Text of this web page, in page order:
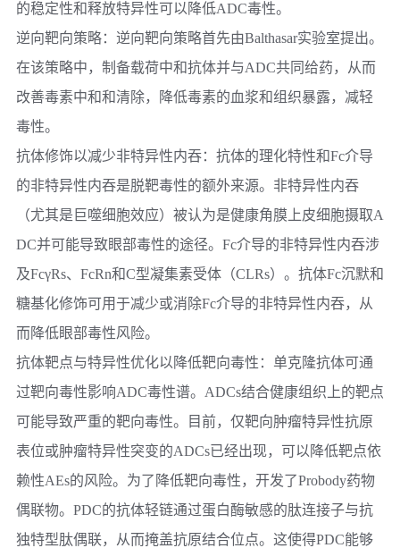
的稳定性和释放特异性可以降低ADC毒性。
逆向靶向策略： 逆向靶向策略首先由Balthasar实验室提出。
在该策略中，制备载荷中和抗体并与ADC共同给药，从而
改善毒素中和和清除，降低毒素的血浆和组织暴露，减轻
毒性。
抗体修饰以减少非特异性内吞： 抗体的理化特性和Fc介导
的非特异性内吞是脱靶毒性的额外来源。非特异性内吞
（尤其是巨噬细胞效应）被认为是健康角膜上皮细胞摄取A
DC并可能导致眼部毒性的途径。Fc介导的非特异性内吞涉
及FcγRs、FcRn和C型凝集素受体（CLRs）。抗体Fc沉默和
糖基化修饰可用于减少或消除Fc介导的非特异性内吞，从
而降低眼部毒性风险。
抗体靶点与特异性优化以降低靶向毒性： 单克隆抗体可通
过靶向毒性影响ADC毒性谱。ADCs结合健康组织上的靶点
可能导致严重的靶向毒性。目前，仅靶向肿瘤特异性抗原
表位或肿瘤特异性突变的ADCs已经出现，可以降低靶点依
赖性AEs的风险。为了降低靶向毒性，开发了Probody药物
偶联物。PDC的抗体轻链通过蛋白酶敏感的肽连接子与抗
独特型肽偶联，从而掩盖抗原结合位点。这使得PDC能够